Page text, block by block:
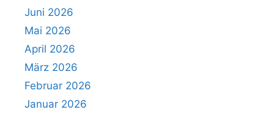
Juni 2026
Mai 2026
April 2026
März 2026
Februar 2026
Januar 2026